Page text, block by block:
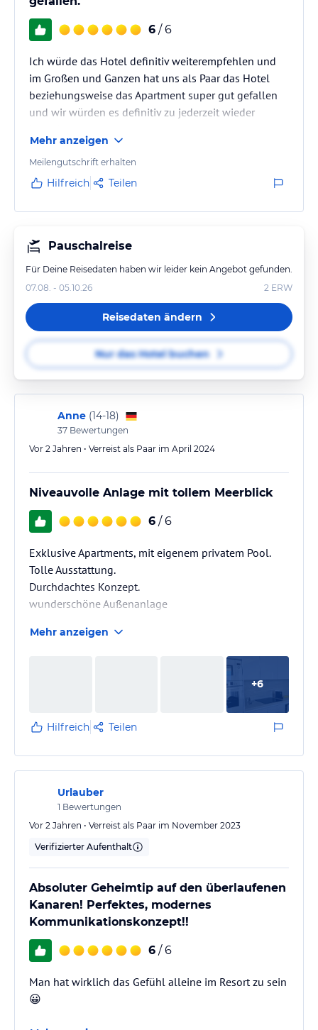
6 / 6
Ich würde das Hotel definitiv weiterempfehlen und
im Großen und Ganzen hat uns als Paar das Hotel
beziehungsweise das Apartment super gut gefallen
und wir würden es definitiv zu jederzeit wieder
Mehr anzeigen
Meilengutschrift erhalten
Hilfreich Teilen
Pauschalreise
Für Deine Reisedaten haben wir leider kein Angebot gefunden.
07.08. - 05.10.26
2 ERW
Reisedaten ändern
Nur das Hotel buchen
Anne (14-18)
37 Bewertungen
Vor 2 Jahren • Verreist als Paar im April 2024
Niveauvolle Anlage mit tollem Meerblick
6 / 6
Exklusive Apartments, mit eigenem privatem Pool.
Tolle Ausstattung.
Durchdachtes Konzept.
wunderschöne Außenanlage
Mehr anzeigen
+6
Hilfreich Teilen
Urlauber
1 Bewertungen
Vor 2 Jahren • Verreist als Paar im November 2023
Verifizierter Aufenthalt
Absoluter Geheimtip auf den überlaufenen
Kanaren! Perfektes, modernes
Kommunikationskonzept!!
6 / 6
Man hat wirklich das Gefühl alleine im Resort zu sein
😀